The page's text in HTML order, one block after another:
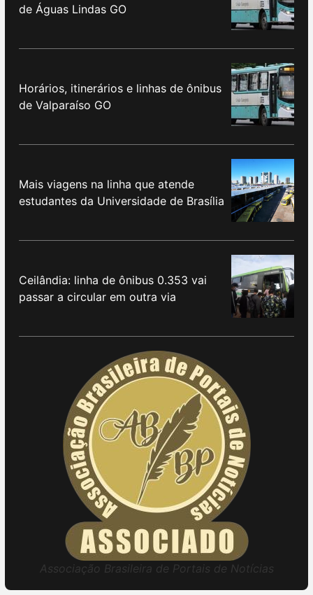
de Águas Lindas GO
Horários, itinerários e linhas de ônibus
de Valparaíso GO
Mais viagens na linha que atende
estudantes da Universidade de Brasília
Ceilândia: linha de ônibus 0.353 vai
passar a circular em outra via
Associação Brasileira de Portais de Notícias